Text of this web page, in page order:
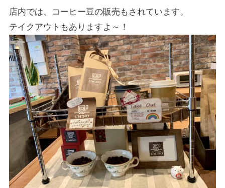
店内では、コーヒー豆の販売もされています。
テイクアウトもありますよ～！